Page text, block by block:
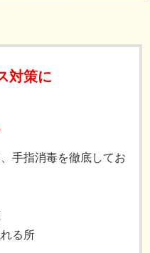
対策に
手指消毒を徹底してお
る所